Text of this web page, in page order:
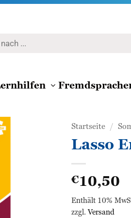
Startseite /
Lasso
€10,50
Enthält 10%
zzgl.Versand